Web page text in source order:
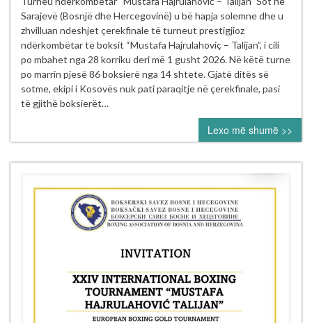
boksierë
të
Kosovës
nesër
në
gjysmëfinalet
turneut
ndërkombëtar
“Mustafa
Hajrulahović
Talijan”
Sarajevë (Bosnjë dhe Hercegovinë) u bë hapja solemne dhe u
zhvilluan ndeshjet çerekfinale të turneut prestigjioz
ndërkombëtar të boksit “Mustafa Hajrulahoviç – Talijan”, i cili
po mbahet nga 28 korriku deri më 1 gusht 2026. Në këtë turne
po marrin pjesë 86 boksierë nga 14 shtete. Gjatë ditës së
sotme, ekipi i Kosovës nuk pati paraqitje në çerekfinale, pasi
të gjithë boksierët…
Lexo më shumë >>